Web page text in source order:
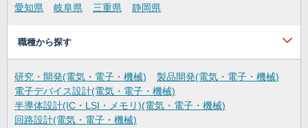
愛知県 岐阜県 三重県 静岡県
職種から探す
研究・開発(電気・電子・機械)
製品開発(電気・電子・機械)
電子デバイス設計(電気・電子・機械)
半導体設計(IC・LSI・メモリ)(電気・電子・機械)
回路設計(電気・電子・機械)